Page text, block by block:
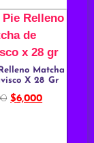
Matcha
X 28 Gr
$6,000